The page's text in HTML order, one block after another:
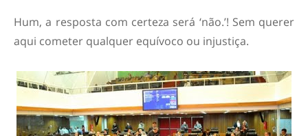
Hum, a resposta com certeza será ‘não.’! Sem querer
aqui cometer qualquer equívoco ou injustiça.